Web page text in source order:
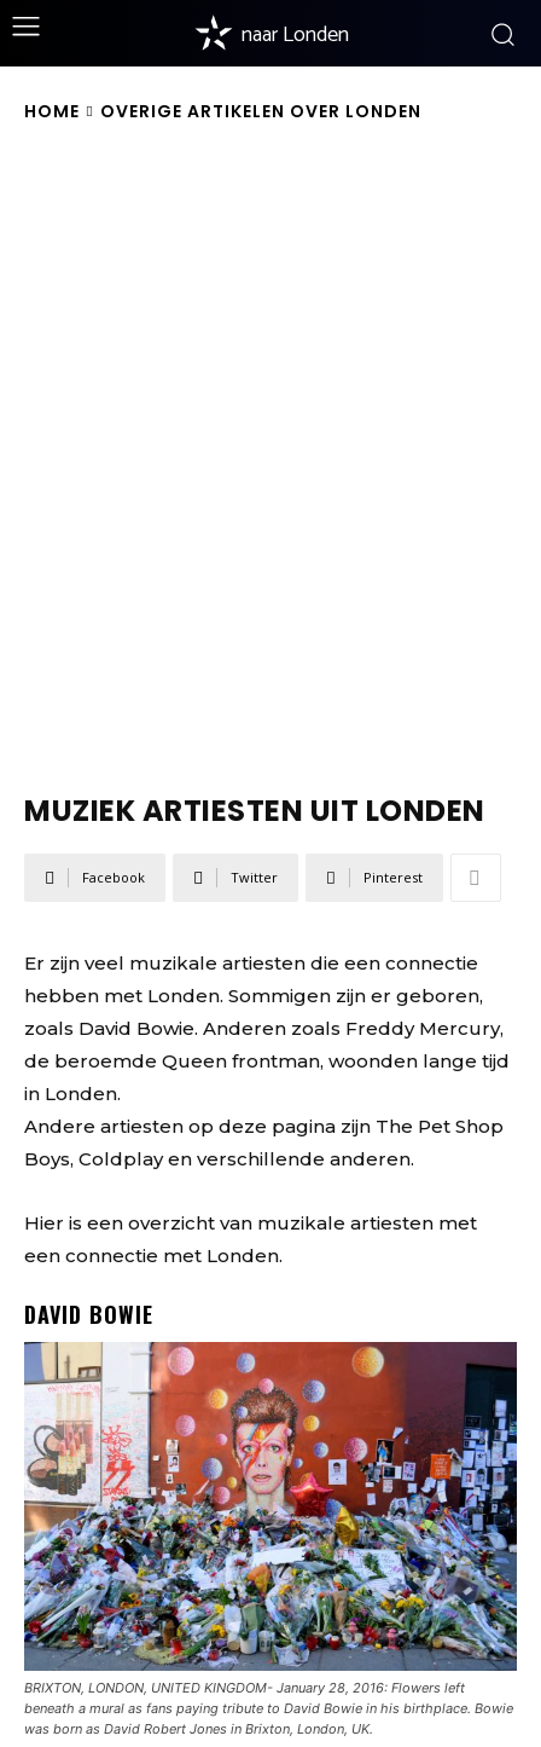
naar Londen
HOME OVERIGE ARTIKELEN OVER LONDEN
MUZIEK ARTIESTEN UIT LONDEN
Facebook Twitter Pinterest
Er zijn veel muzikale artiesten die een connectie
hebben met Londen. Sommigen zijn er geboren,
zoals David Bowie. Anderen zoals Freddy Mercury,
de beroemde Queen frontman, woonden lange tijd
in Londen.
Andere artiesten op deze pagina zijn The Pet Shop
Boys, Coldplay en verschillende anderen.
Hier is een overzicht van muzikale artiesten met
een connectie met Londen.
DAVID BOWIE
BRIXTON, LONDON, UNITED KINGDOM- January 28, 2016: Flowers left
beneath a mural as fans paying tribute to David Bowie in his birthplace. Bowie
was born as David Robert Jones in Brixton, London, UK.